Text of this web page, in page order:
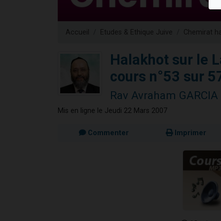
13
30
12
29
Accueil Etudes & Ethique Juive Chemirat
Halakhot sur le
cours n°53 sur
Rav Avraham GARCIA
Mis en ligne le Jeudi 22 Mars 2007
Commenter Imprimer